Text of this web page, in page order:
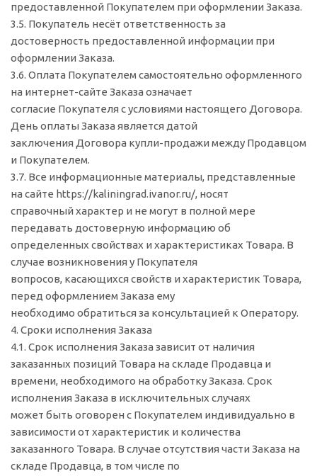
предоставленной Покупателем при оформлении Заказа.
3.5. Покупатель несёт ответственность за
достоверность предоставленной информации при
оформлении Заказа.
3.6. Оплата Покупателем самостоятельно оформленного
на интернет-сайте Заказа означает
согласие Покупателя с условиями настоящего Договора.
День оплаты Заказа является датой
заключения Договора купли-продажи между Продавцом
и Покупателем.
3.7. Все информационные материалы, представленные
на сайте https://kaliningrad.ivanor.ru/, носят
справочный характер и не могут в полной мере
передавать достоверную информацию об
определенных свойствах и характеристиках Товара. В
случае возникновения у Покупателя
вопросов, касающихся свойств и характеристик Товара,
перед оформлением Заказа ему
необходимо обратиться за консультацией к Оператору.
4. Сроки исполнения Заказа
4.1. Срок исполнения Заказа зависит от наличия
заказанных позиций Товара на складе Продавца и
времени, необходимого на обработку Заказа. Срок
исполнения Заказа в исключительных случаях
может быть оговорен с Покупателем индивидуально в
зависимости от характеристик и количества
заказанного Товара. В случае отсутствия части Заказа на
складе Продавца, в том числе по